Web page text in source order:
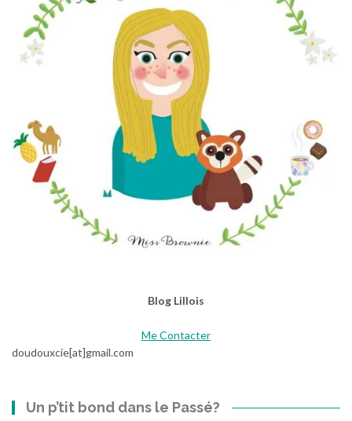
Blog Lillois
Me Contacter
doudouxcie[at]gmail.com
Un p’tit bond dans le Passé?